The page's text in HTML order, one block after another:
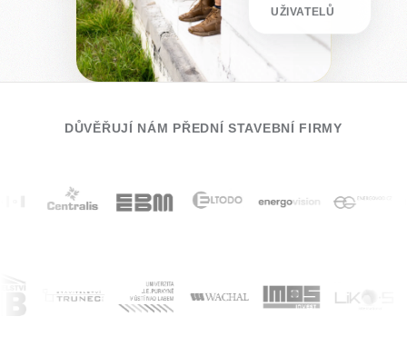
UŽIVATELŮ
DŮVĚŘUJÍ NÁM PŘEDNÍ STAVEBNÍ FIRMY